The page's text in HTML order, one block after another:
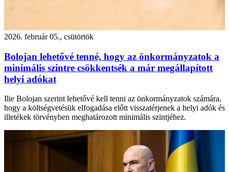
2026. február 05., csütörtök
Bolojan lehetővé tenné, hogy az önkormányzatok a
minimális szintre csökkentsék a már megállapított
helyi adókat
Ilie Bolojan szerint lehetővé kell tenni az önkormányzatok számára,
hogy a költségvetésük elfogadása előtt visszatérjenek a helyi adók és
illetékek törvényben meghatározott minimális szintjéhez.